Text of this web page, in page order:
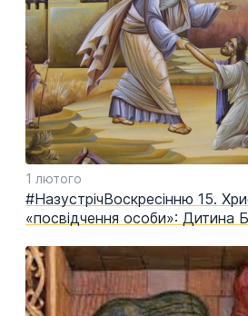
1 лютого
#НазустрічВоскресінню 15.
«посвідчення особи»: Дитина